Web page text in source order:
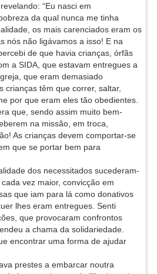
“Eu nasci em
da qual nunca me tinha
os mais carenciados eram os
nós não ligávamos a isso! E na
de que havia crianças, órfãs
a SIDA, que estavam entregues a
que eram demasiado
crianças têm que correr, saltar,
por que eram eles tão obedientes.
que, sendo assim muito bem-
na missão, em troca,
As crianças devem comportar-se
que se portar bem para
dos necessitados sucederam-
vez maior, convicção em
que iam para lá como donativos
lhes eram entregues. Senti
que provocaram confrontos
a chama da solidariedade.
encontrar uma forma de ajudar
prestes a embarcar noutra